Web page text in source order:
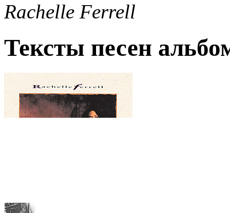
Rachelle Ferrell
Тексты песен